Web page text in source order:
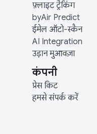
फ़्लाइट ट्रैकिंग
byAir Predict
ईमेल ऑटो-स्कैन
AI Integration
उड़ान मुआवज़ा
कंपनी
प्रेस किट
हमसे संपर्क करें